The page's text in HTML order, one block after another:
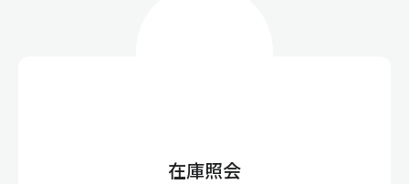
在庫照会